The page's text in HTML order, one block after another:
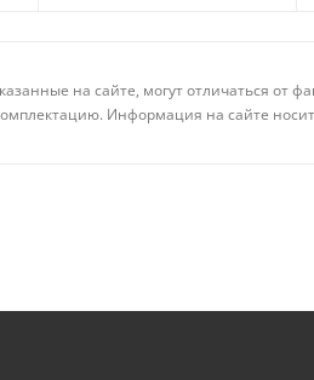
на сайте, могут отличаться от
Информация на сайте